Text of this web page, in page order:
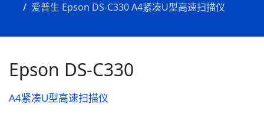
爱普生 Epson DS-C330 A4紧凑U型高速扫描仪
Epson DS-C330
A4紧凑U型高速扫描仪